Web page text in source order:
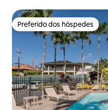
Preferido dos hóspedes
Preferido dos hóspedes